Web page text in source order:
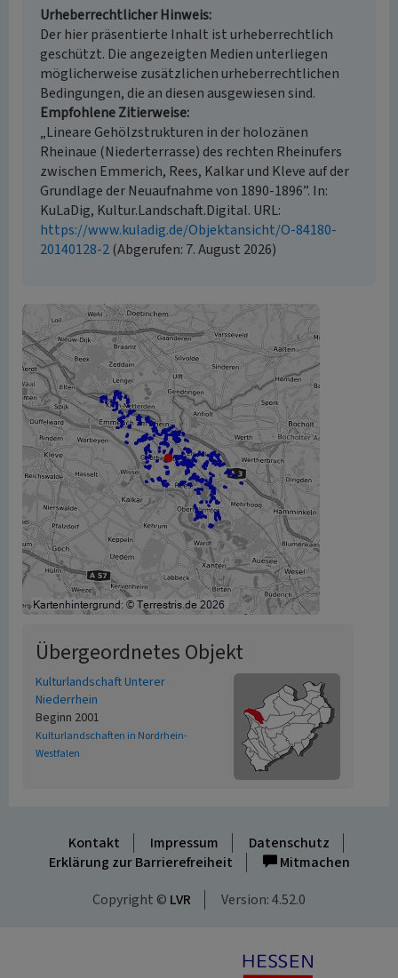
Urheberrechtlicher Hinweis
Der hier präsentierte Inhalt ist urheberrechtlich
geschützt. Die angezeigten Medien unterliegen
möglicherweise zusätzlichen urheberrechtlichen
Bedingungen, die an diesen ausgewiesen sind.
Empfohlene Zitierweise
„Lineare Gehölzstrukturen in der holozänen
Rheinaue (Niederterrasse) des rechten Rheinufers
zwischen Emmerich, Rees, Kalkar und Kleve auf der
Grundlage der Neuaufnahme von 1890-1896”. In:
KuLaDig, Kultur.Landschaft.Digital. URL:
https://www.kuladig.de/Objektansicht/O-84180-
20140128-2(Abgerufen: 7. August 2026)
Übergeordnetes Objekt
Kulturlandschaft Unterer
Niederrhein
Beginn 2001
Kulturlandschaften in Nordrhein-
Westfalen
Kontakt Impressum
Datenschutz
Erklärung zur Barrierefreiheit
Mitmachen
Copyright © LVR Version: 4.52.0